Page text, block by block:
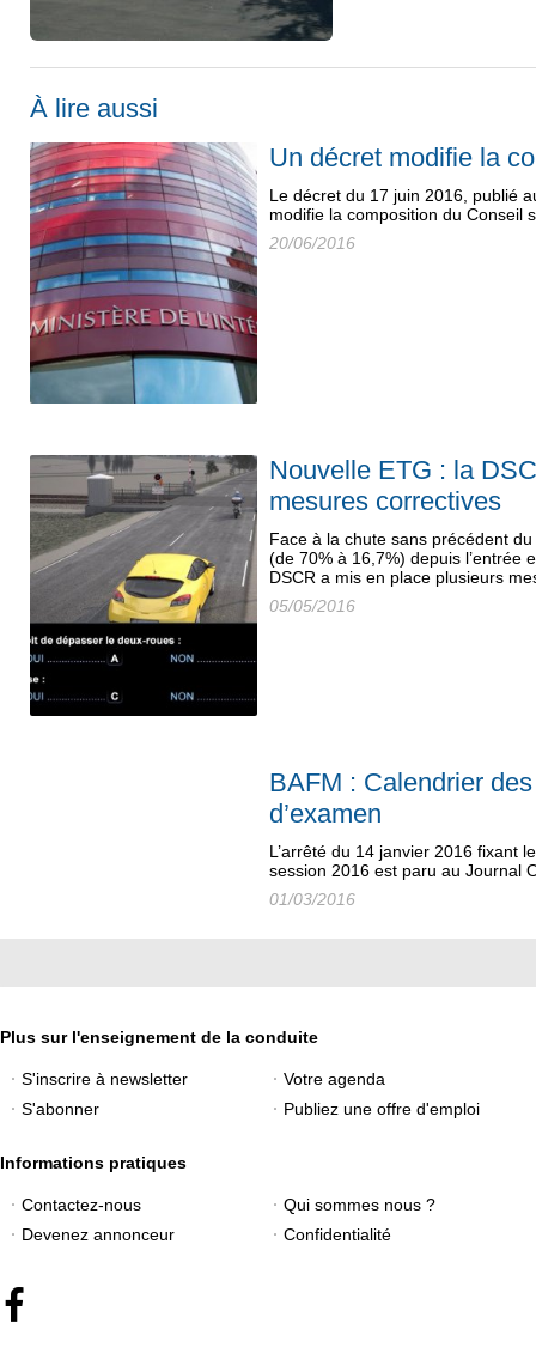
À lire aussi
Un décret modifie la
Le décret du 17 juin 2016, publié
modifie la composition du Conseil
20/06/2016
Nouvelle ETG : la
mesures correctives
Face à la chute sans précédent
(de 70% à 16,7%) depuis l’entrée
DSCR a mis en place plusieurs
05/05/2016
BAFM : Calendrier
d’examen
L’arrêté du 14 janvier 2016 fixant
session 2016 est paru au Journal
01/03/2016
Plus sur l'enseignement de la conduite
S'inscrire à newsletter
Votre agenda
S'abonner
Publiez une offre d'emploi
Informations pratiques
Contactez-nous
Qui sommes nous ?
Devenez annonceur
Confidentialité